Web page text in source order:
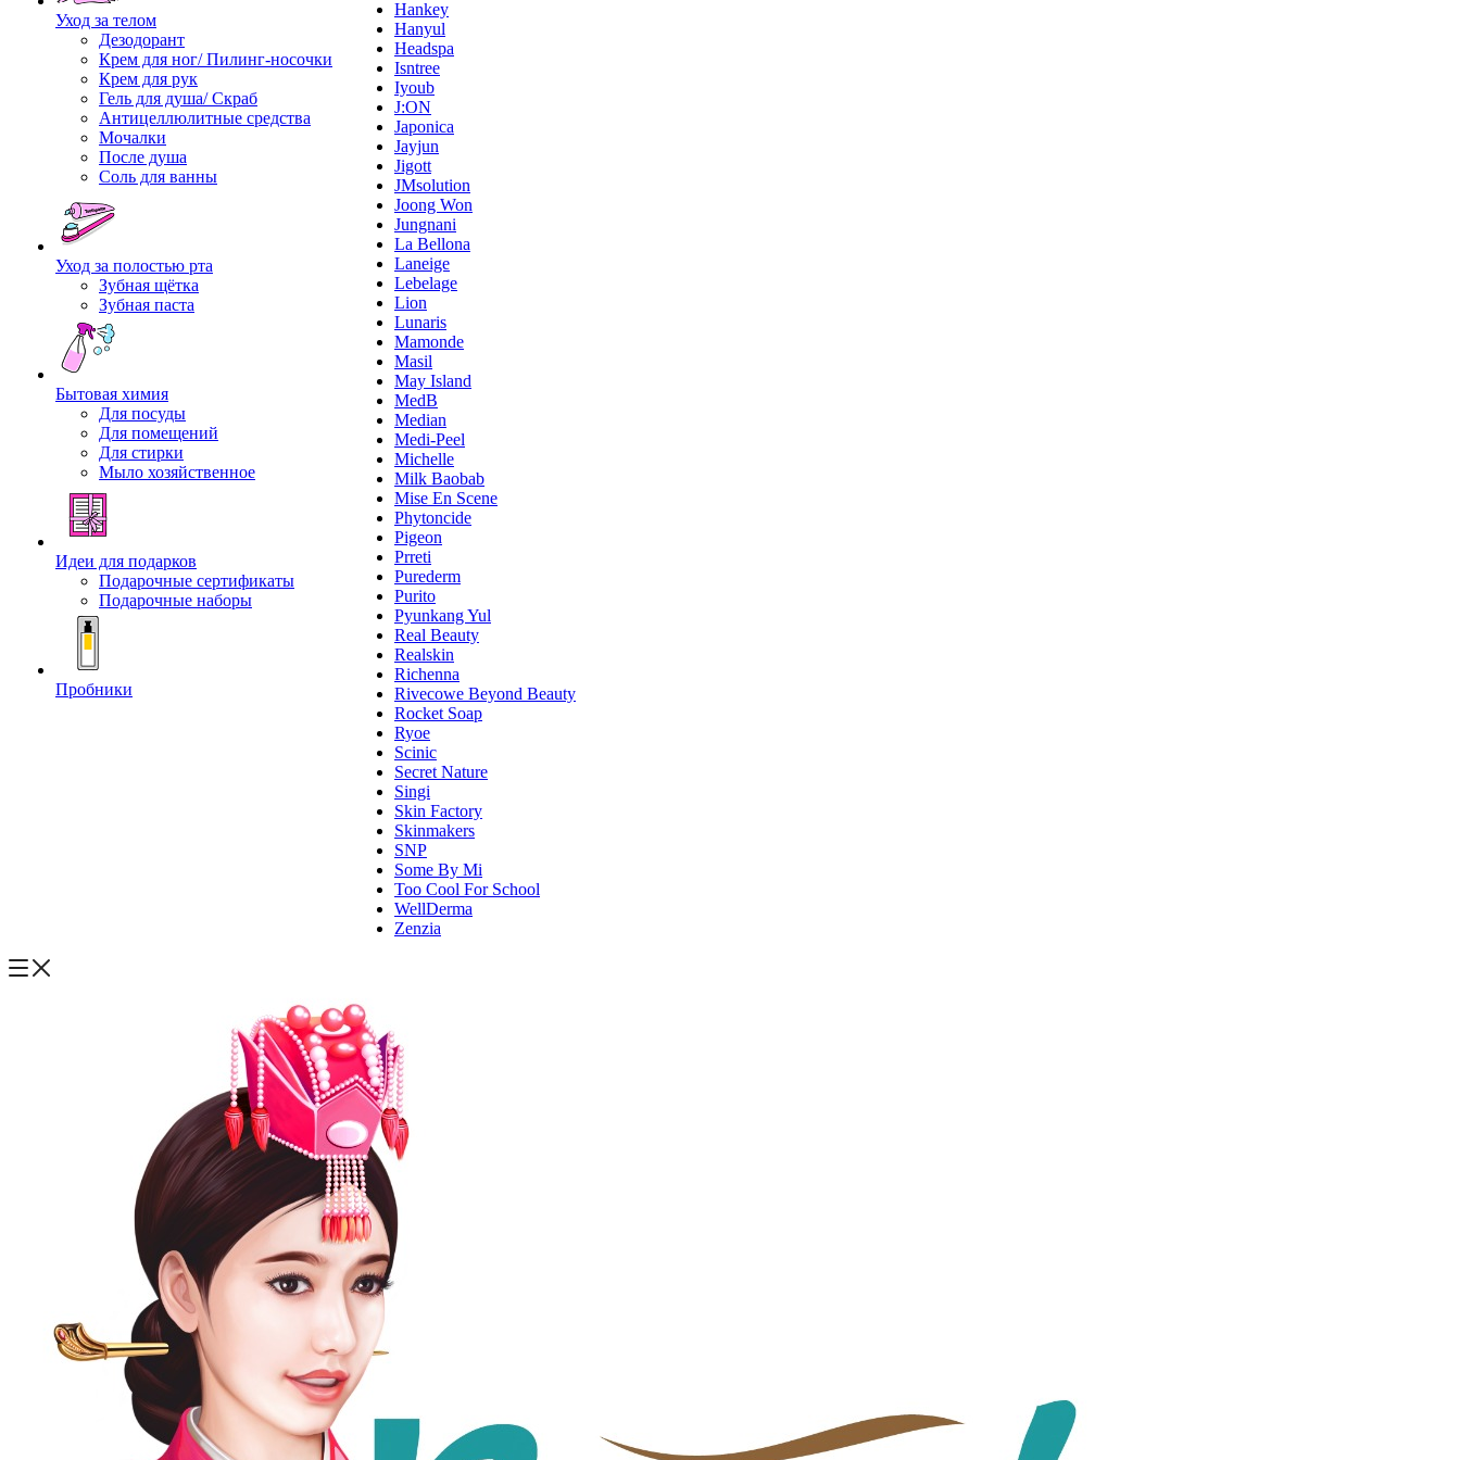
Уход за телом
Дезодорант
Крем для ног/ Пилинг-носочки
Крем для рук
Гель для душа/ Скраб
Антицеллюлитные средства
Мочалки
После душа
Соль для ванны
Уход за полостью рта
Зубная щётка
Зубная паста
Бытовая химия
Для посуды
Для помещений
Для стирки
Мыло хозяйственное
Идеи для подарков
Подарочные сертификаты
Подарочные наборы
Пробники
Hankey
Hanyul
Headspa
Isntree
Iyoub
J:ON
Japonica
Jayjun
Jigott
JMsolution
Joong Won
Jungnani
La Bellona
Laneige
Lebelage
Lion
Lunaris
Mamonde
Masil
May Island
MedB
Median
Medi-Peel
Michelle
Milk Baobab
Mise En Scene
Phytoncide
Pigeon
Prreti
Purederm
Purito
Pyunkang Yul
Real Beauty
Realskin
Richenna
Rivecowe Beyond Beauty
Rocket Soap
Ryoe
Scinic
Secret Nature
Singi
Skin Factory
Skinmakers
SNP
Some By Mi
Too Cool For School
WellDerma
Zenzia